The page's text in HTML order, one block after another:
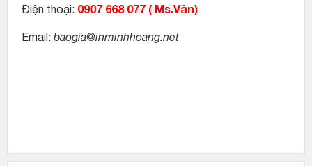
Điện thoại: 0907 668 077 ( Ms.Vân)
Email: baogia@inminhhoang.net